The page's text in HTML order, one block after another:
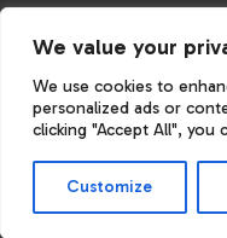
We value your
We use cookies to
personalized ads or
clicking "Accept All",
Customize
TERMOS E CONDIÇÕES
POLÍTICA DE COOKIES
©Cinco-estrelas 2026.